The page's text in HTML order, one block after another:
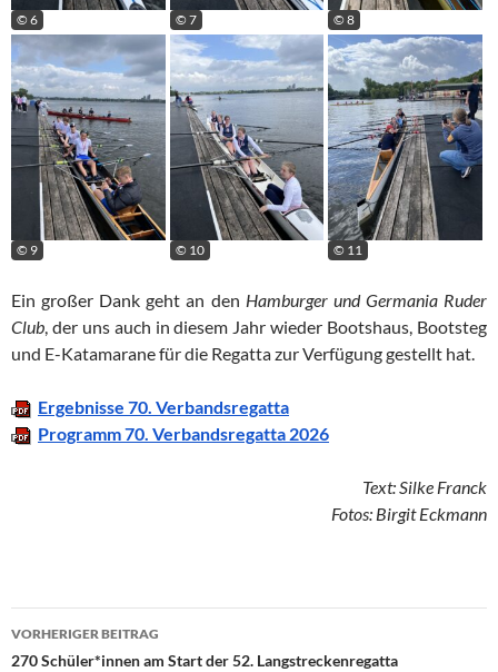
© 6 © 7 © 8
© 9 © 10 © 11
Ein großer Dank geht an den Hamburger und Germania Ruder
Club, der uns auch in diesem Jahr wieder Bootshaus, Bootsteg
und E-Katamarane für die Regatta zur Verfügung gestellt hat.
Ergebnisse 70. Verbandsregatta
Programm 70. Verbandsregatta 2026
Text: Silke Franck
Fotos: Birgit Eckmann
Beitragsnavigation
VORHERIGER BEITRAG
270 Schüler*innen am Start der 52. Langstreckenregatta